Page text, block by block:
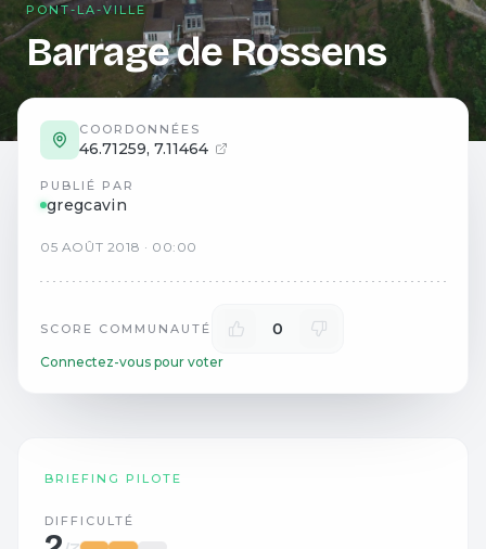
PONT-LA-VILLE
Barrage de Rossens
COORDONNÉES
46.71259, 7.11464
PUBLIÉ PAR
gregcavin
05 AOÛT 2018 · 00:00
SCORE COMMUNAUTÉ 0
Connectez-vous pour voter
BRIEFING PILOTE
DIFFICULTÉ